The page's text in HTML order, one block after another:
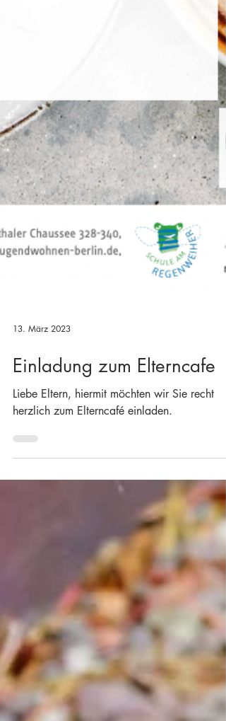
13. März 2023
Einladung zum Elterncafe
Liebe Eltern, hiermit möchten wir Sie recht
herzlich zum Elterncafé einladen.